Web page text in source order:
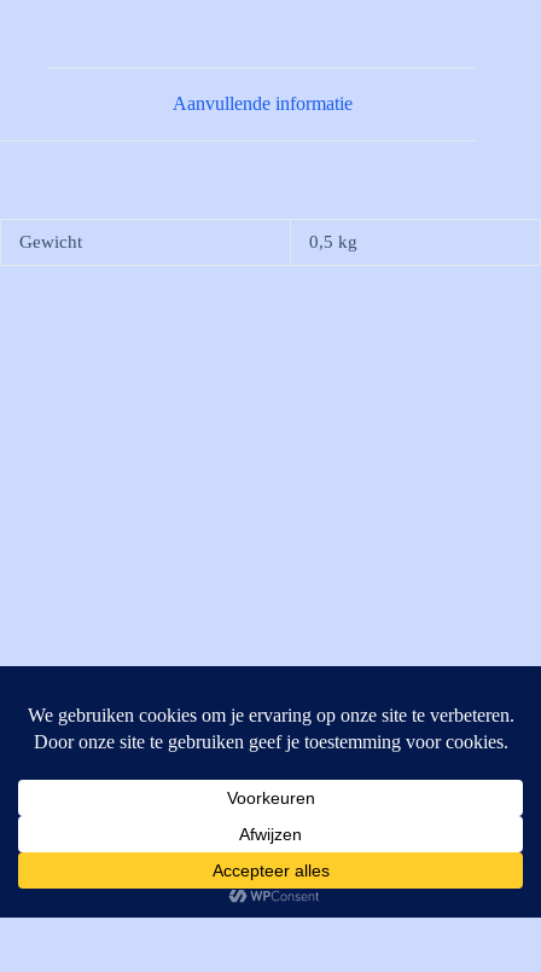
Aanvullende informatie
Gewicht 0,5 kg
4462GE, Goes
T: +31 (0) 111-484438
M:parts@mitechniek.nl
VAT: NL862802295B01
Cookies helpen ons bij het leveren van onze diensten. Door
gebruik te maken van onze diensten, gaat u akkoord met ons
gebruik van cookies.